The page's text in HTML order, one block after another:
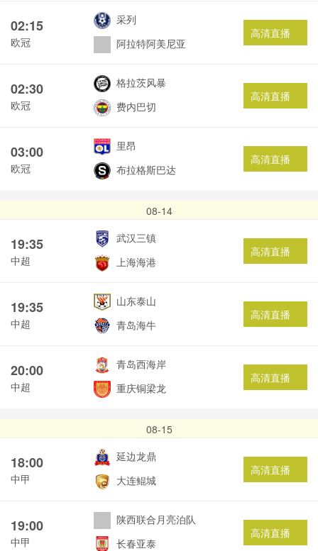
02:15
欧冠
采列
阿拉特阿美尼亚
高清直播
02:30
欧冠
格拉茨风暴
费内巴切
高清直播
03:00
欧冠
里昂
布拉格斯巴达
高清直播
08-14
19:35
中超
武汉三镇
上海海港
高清直播
19:35
中超
山东泰山
青岛海牛
高清直播
20:00
中超
青岛西海岸
重庆铜梁龙
高清直播
08-15
18:00
中甲
延边龙鼎
大连鲲城
高清直播
19:00
中甲
陕西联合月亮泊队
长春亚泰
高清直播